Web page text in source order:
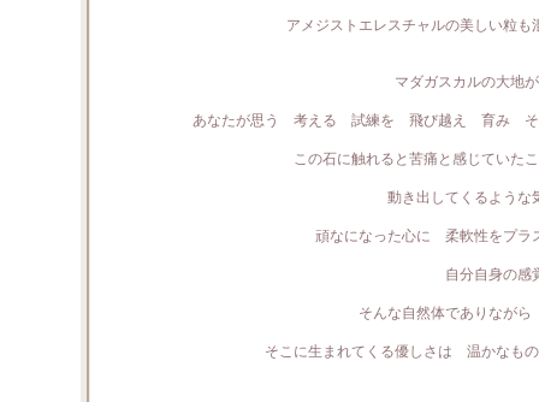
アメジストエレスチャルの美しい粒
マダガスカルの大地
あなたが思う 考える 試練を 飛び越え 育み その
この石に触れると苦痛と感じてい
動き出してくるような
頑なになった心に 柔軟性をプラ
自分自身の感
そんな自然体でありなが
そこに生まれてくる優しさは 温かなも